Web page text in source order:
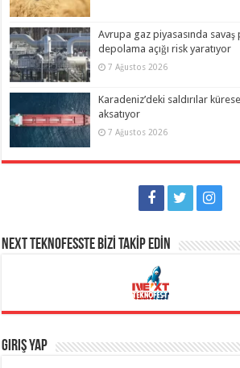
Avrupa gaz piyasasında
depolama açığı risk yaratıyor
7 Ağustos 2026
Karadeniz’deki saldırılar
aksatıyor
7 Ağustos 2026
NEXT TEKNOFESSTE BİZİ TAKİP EDİN
Giriş Yap